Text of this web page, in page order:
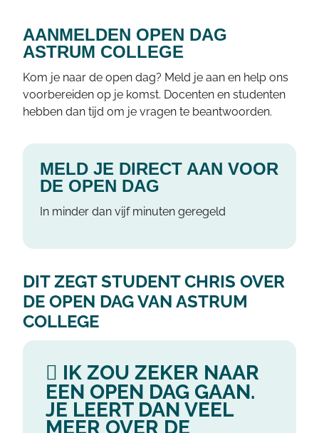
AANMELDEN OPEN DAG
ASTRUM COLLEGE
Kom je naar de open dag? Meld je aan en help ons
voorbereiden op je komst. Docenten en studenten
hebben dan tijd om je vragen te beantwoorden.
MELD JE DIRECT AAN VOOR
DE OPEN DAG
In minder dan vijf minuten geregeld
DIT ZEGT STUDENT CHRIS OVER
DE OPEN DAG VAN ASTRUM
COLLEGE
IK ZOU ZEKER NAAR
EEN OPEN DAG GAAN.
JE LEERT DAN VEEL
MEER OVER DE